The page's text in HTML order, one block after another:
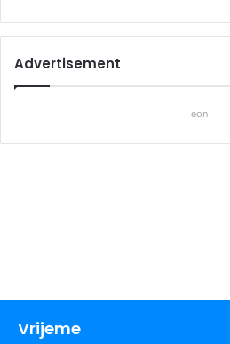
Advertisement
eon
Vrijeme